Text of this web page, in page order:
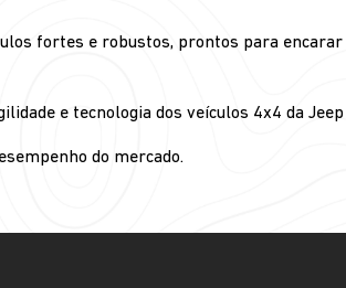
fortes e robustos, prontos para encarar
e tecnologia dos veículos 4x4 da Jeep
do mercado.